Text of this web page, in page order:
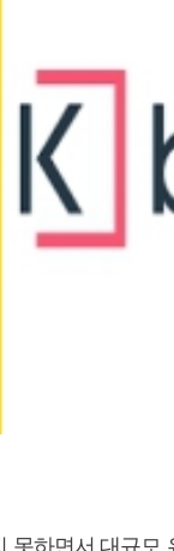
못하면서 대규모